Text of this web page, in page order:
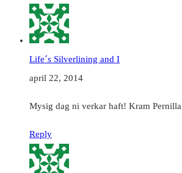
Life´s Silverlining and I
april 22, 2014
Mysig dag ni verkar haft! Kram Pernilla
Reply